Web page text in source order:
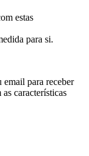
estas
para si.
email para receber
características